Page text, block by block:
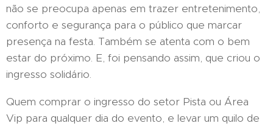
não se preocupa apenas em trazer entretenimento,
conforto e segurança para o público que marcar
presença na festa. Também se atenta com o bem
estar do próximo. E, foi pensando assim, que criou o
ingresso solidário.
Quem comprar o ingresso do setor Pista ou Área
Vip para qualquer dia do evento, e levar um quilo de